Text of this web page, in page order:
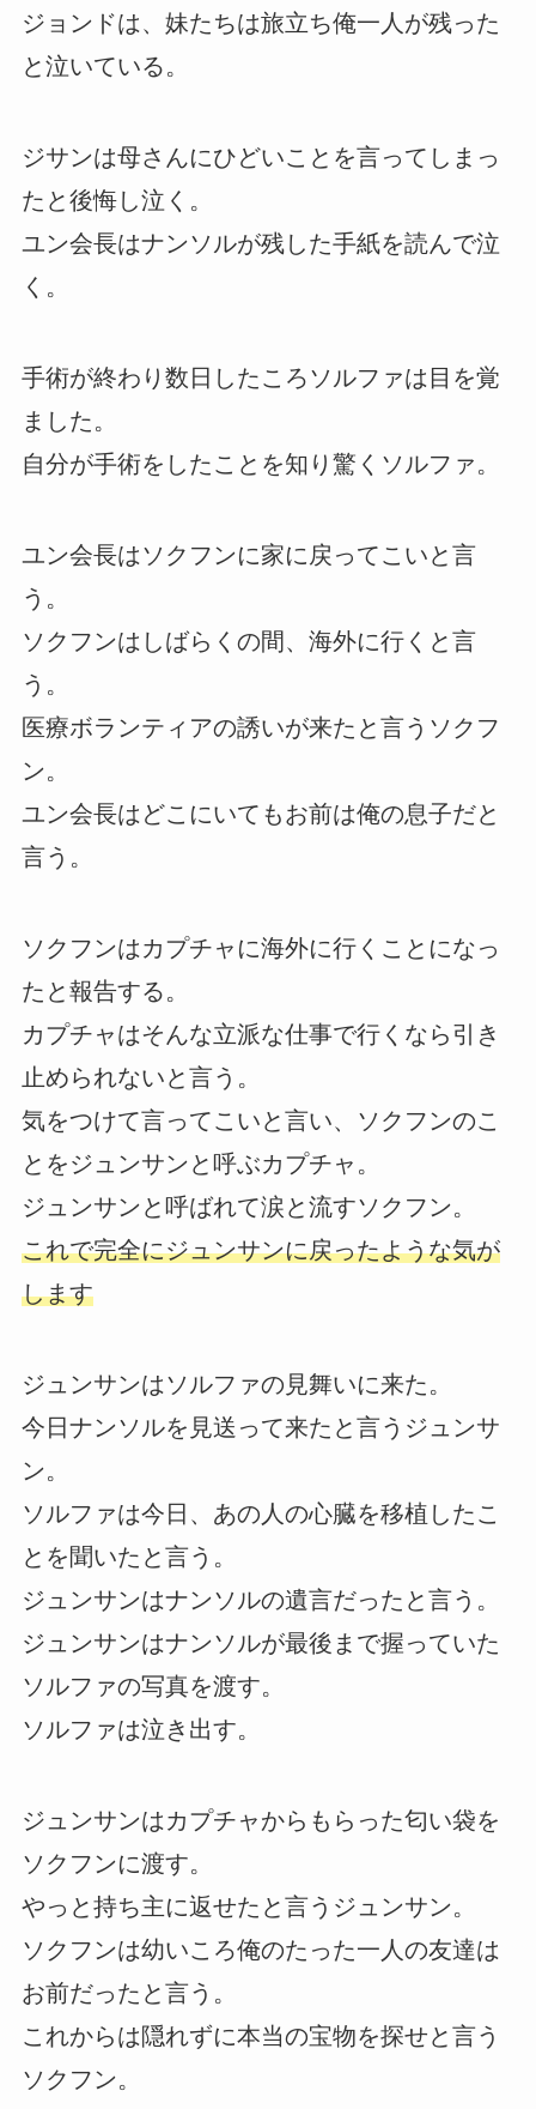
ジョンドは、妹たちは旅立ち俺一人が残った
と泣いている。
ジサンは母さんにひどいことを言ってしまっ
たと後悔し泣く。
ユン会長はナンソルが残した手紙を読んで泣
く。
手術が終わり数日したころソルファは目を覚
ました。
自分が手術をしたことを知り驚くソルファ。
ユン会長はソクフンに家に戻ってこいと言
う。
ソクフンはしばらくの間、海外に行くと言
う。
医療ボランティアの誘いが来たと言うソクフ
ン。
ユン会長はどこにいてもお前は俺の息子だと
言う。
ソクフンはカプチャに海外に行くことになっ
たと報告する。
カプチャはそんな立派な仕事で行くなら引き
止められないと言う。
気をつけて言ってこいと言い、ソクフンのこ
とをジュンサンと呼ぶカプチャ。
ジュンサンと呼ばれて涙と流すソクフン。
これで完全にジュンサンに戻ったような気が
します
ジュンサンはソルファの見舞いに来た。
今日ナンソルを見送って来たと言うジュンサ
ン。
ソルファは今日、あの人の心臓を移植したこ
とを聞いたと言う。
ジュンサンはナンソルの遺言だったと言う。
ジュンサンはナンソルが最後まで握っていた
ソルファの写真を渡す。
ソルファは泣き出す。
ジュンサンはカプチャからもらった匂い袋を
ソクフンに渡す。
やっと持ち主に返せたと言うジュンサン。
ソクフンは幼いころ俺のたった一人の友達は
お前だったと言う。
これからは隠れずに本当の宝物を探せと言う
ソクフン。